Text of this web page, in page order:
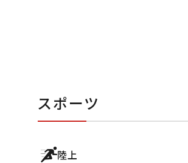
スポーツ
陸上